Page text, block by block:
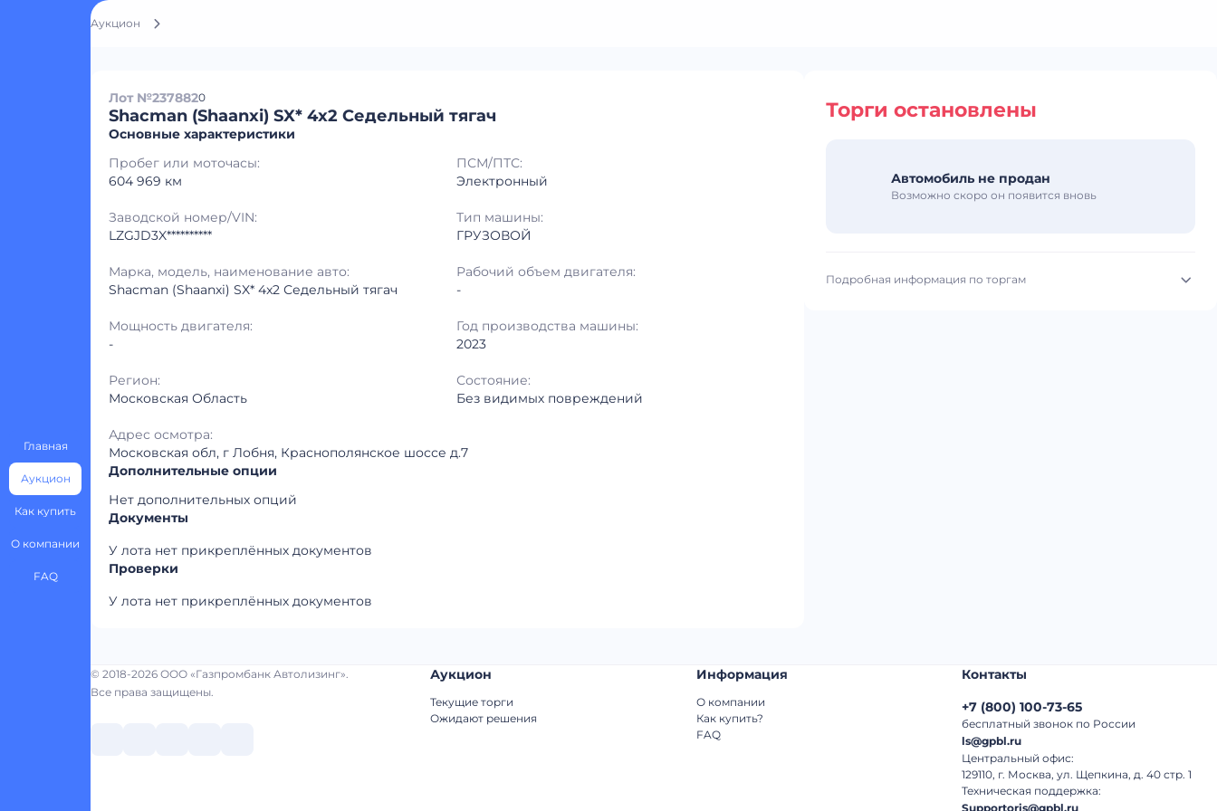
Главная
Аукцион
Как купить
О компании
FAQ
Аукцион
Лот №2378820
Shacman (Shaanxi) SX* 4x2 Седельный тягач
Основные характеристики
Пробег или моточасы:
604 969 км
ПСМ/ПТС:
Электронный
Заводской номер/VIN:
LZGJD3X**********
Тип машины:
ГРУЗОВОЙ
Марка, модель, наименование авто:
Shacman (Shaanxi) SX* 4x2 Седельный тягач
Рабочий объем двигателя:
-
Мощность двигателя:
-
Год производства машины:
2023
Регион:
Московская Область
Состояние:
Без видимых повреждений
Адрес осмотра:
Московская обл, г Лобня, Краснополянское шоссе д.7
Дополнительные опции
Нет дополнительных опций
Документы
У лота нет прикреплённых документов
Проверки
У лота нет прикреплённых документов
Торги остановлены
Автомобиль не продан
Возможно скоро он появится вновь
Подробная информация по торгам
© 2018-2026 ООО «Газпромбанк Автолизинг».
Все права защищены.
Аукцион
Текущие торги
Ожидают решения
Информация
О компании
Как купить?
FAQ
Контакты
+7 (800) 100-73-65
бесплатный звонок по России
ls@gpbl.ru
Центральный офис:
129110, г. Москва, ул. Щепкина, д. 40 стр. 1
Техническая поддержка:
Supportoris@gpbl.ru